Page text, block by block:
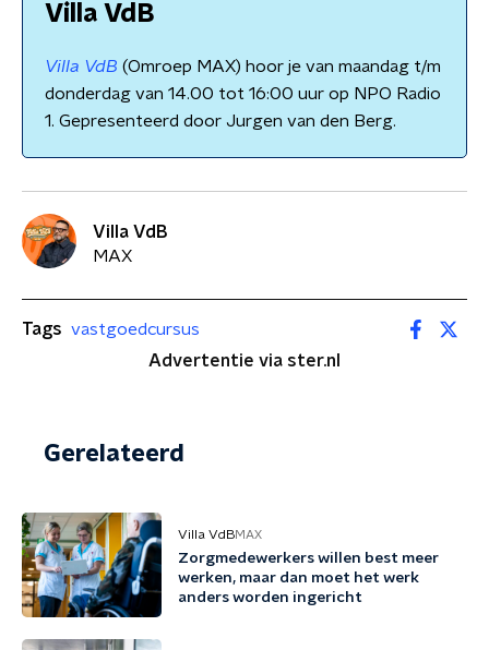
Villa VdB
Villa VdB (Omroep MAX) hoor je van maandag t/m
donderdag van 14.00 tot 16:00 uur op NPO Radio
1. Gepresenteerd door Jurgen van den Berg.
Villa VdB
MAX
Tags vastgoedcursus
Advertentie via ster.nl
Gerelateerd
Villa VdBMAX
Zorgmedewerkers willen best meer
werken, maar dan moet het werk
anders worden ingericht